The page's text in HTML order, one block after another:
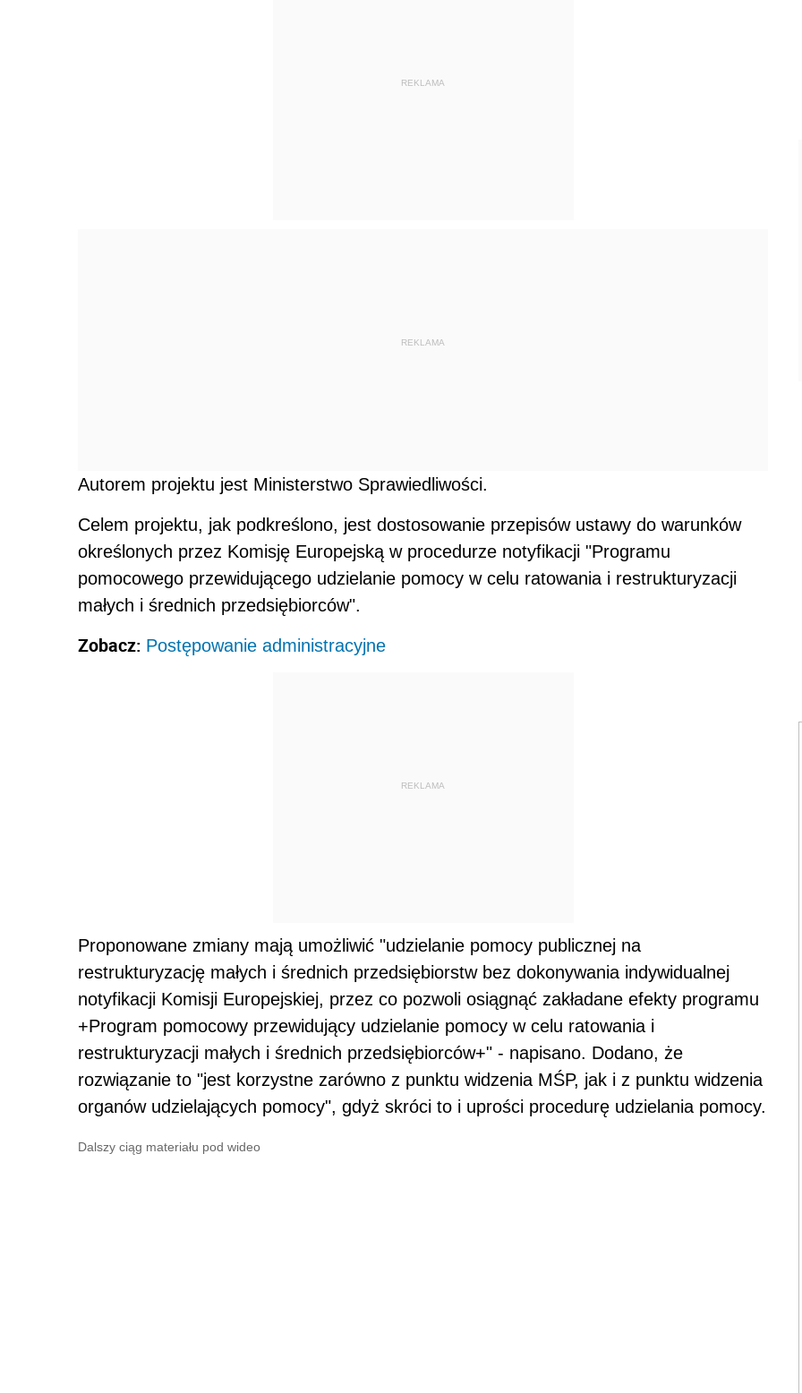
REKLAMA
REKLAMA
Autorem projektu jest Ministerstwo Sprawiedliwości.
Celem projektu, jak podkreślono, jest dostosowanie przepisów ustawy do warunków
określonych przez Komisję Europejską w procedurze notyfikacji "Programu
pomocowego przewidującego udzielanie pomocy w celu ratowania i restrukturyzacji
małych i średnich przedsiębiorców".
Zobacz: Postępowanie administracyjne
REKLAMA
Proponowane zmiany mają umożliwić "udzielanie pomocy publicznej na
restrukturyzację małych i średnich przedsiębiorstw bez dokonywania indywidualnej
notyfikacji Komisji Europejskiej, przez co pozwoli osiągnąć zakładane efekty programu
+Program pomocowy przewidujący udzielanie pomocy w celu ratowania i
restrukturyzacji małych i średnich przedsiębiorców+" - napisano. Dodano, że
rozwiązanie to "jest korzystne zarówno z punktu widzenia MŚP, jak i z punktu widzenia
organów udzielających pomocy", gdyż skróci to i uprości procedurę udzielania pomocy.
Dalszy ciąg materiału pod wideo